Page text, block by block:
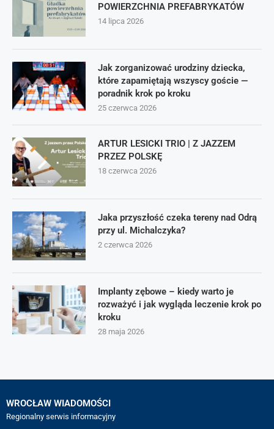
POWIERZCHNIA PREFABRYKATÓW
14 lipca 2026
Jak zorganizować urodziny dziecka,
które zapamiętają wszyscy goście —
poradnik krok po kroku
25 czerwca 2026
ARTUR LESICKI TRIO | Z JAZZEM
PRZEZ POLSKĘ
18 czerwca 2026
Jaka przyszłość czeka tereny nad Odrą
przy ul. Michalczyka?
2 czerwca 2026
Implanty zębowe – kiedy warto je
rozważyć i jak wygląda leczenie krok po
kroku
28 maja 2026
WROCŁAW WIADOMOŚCI
Regionalny serwis informacyjny